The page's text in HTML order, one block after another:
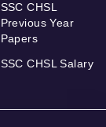
SSC CHSL
Previous Year
Papers
SSC CHSL Salary